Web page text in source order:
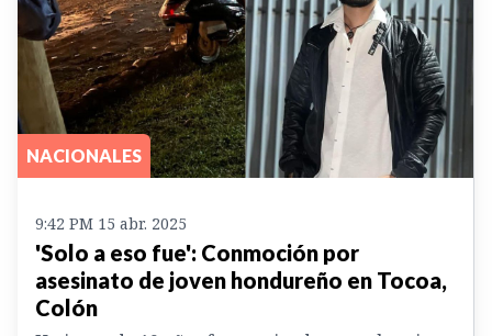
NACIONALES
9:42 PM 15 abr. 2025
'Solo a eso fue': Conmoción por
asesinato de joven hondureño en Tocoa,
Colón